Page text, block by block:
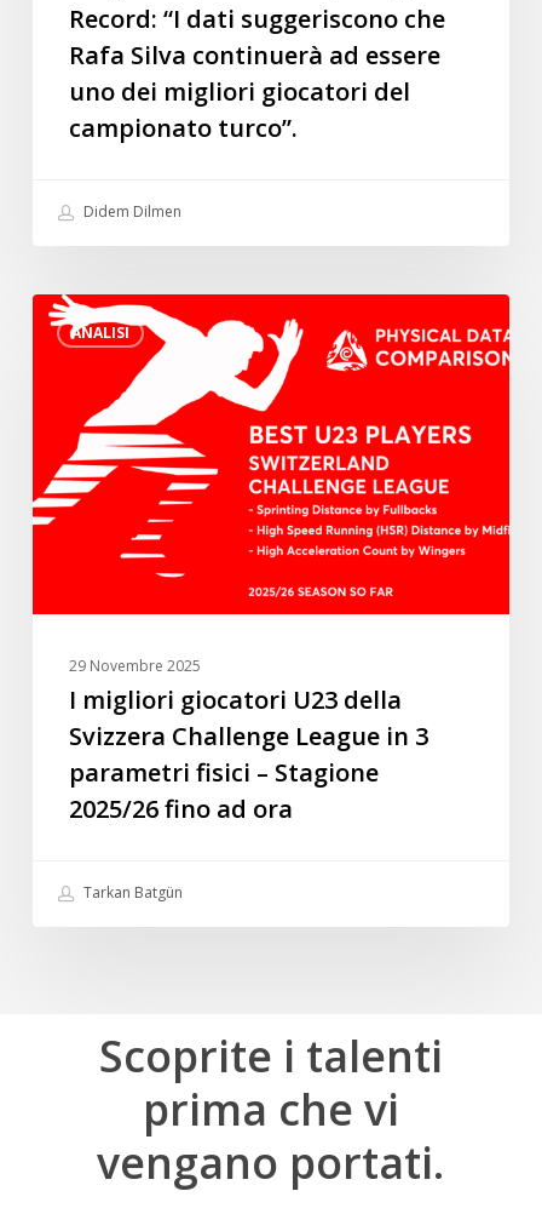
continuerà
essere
giocatori
turco”.
Record: “I dati suggeriscono che
Rafa Silva continuerà ad essere
uno dei migliori giocatori del
campionato turco”.
Didem Dilmen
ANALISI
migliori
Svizzera
Challenge
League
2025/26
29 Novembre 2025
I migliori giocatori U23 della
Svizzera Challenge League in 3
parametri fisici – Stagione
2025/26 fino ad ora
Tarkan Batgün
Scoprite i talenti
prima che vi
vengano portati.